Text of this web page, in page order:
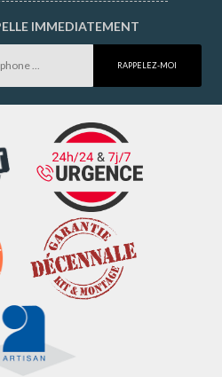
IMMEDIATEMENT